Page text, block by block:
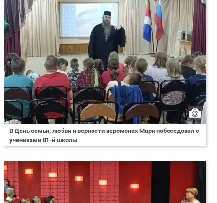
В День семьи, любви и верности иеромонах Марк побеседовал с
учениками 81-й школы